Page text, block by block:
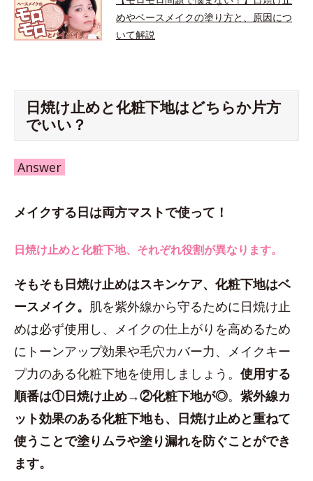
めやベースメイクの塗り方と、原因につ
いて解説
日焼け止めと化粧下地はどちらか片方
でいい？
Answer
メイクする日は両方マストで使って！
日焼け止めと化粧下地、それぞれ役割が異なります。
そもそも日焼け止めはスキンケア、化粧下地はベ
ースメイク。 肌を紫外線から守るために日焼け止
めは必ず使用し、メイクの仕上がりを高めるため
にトーンアップ効果や毛穴カバー力、メイクキー
プ力のある化粧下地を使用しましょう。 使用する
順番は①日焼け止め→②化粧下地が◎。 紫外線カ
ット効果のある化粧下地も、日焼け止めと重ねて
使うことで塗りムラや塗り漏れを防ぐことができ
ます。